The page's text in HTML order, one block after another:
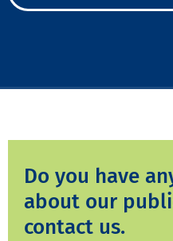
Do you have
about our
contact us.